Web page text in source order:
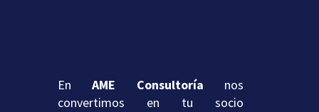
EnAME Consultoría nos
convertimos en tu socio